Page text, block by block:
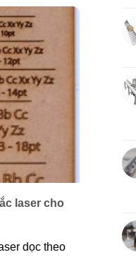
laser cho
dọc theo